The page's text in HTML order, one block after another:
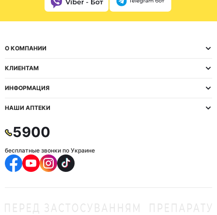
О КОМПАНИИ
КЛИЕНТАМ
ИНФОРМАЦИЯ
НАШИ АПТЕКИ
5900
бесплатные звонки по Украине